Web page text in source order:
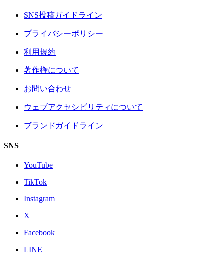
SNS投稿ガイドライン
プライバシーポリシー
利用規約
著作権について
お問い合わせ
ウェブアクセシビリティについて
ブランドガイドライン
SNS
YouTube
TikTok
Instagram
X
Facebook
LINE